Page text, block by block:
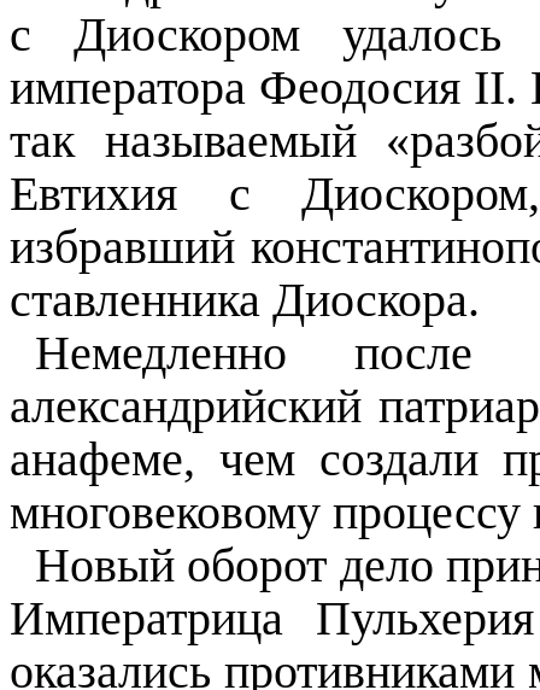
с Диоскором
императора Феодосия II.
так называемый
Евтихия с
избравший
ставленника Диоскора.
Немедленно
александрийский
анафеме, чем создали
многовековому процессу
Новый оборот дело
Императрица
оказались